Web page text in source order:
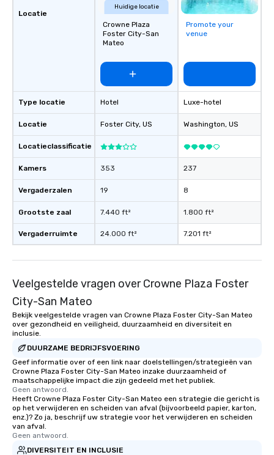
Locatie
Type locatie
Locatie
Locatieclassificatie
Kamers
Vergaderzalen
Grootste zaal
Vergaderruimte
Huidige locatie
Crowne Plaza
Foster City-San
Mateo
Hotel
Foster City, US
353
19
7.440 ft²
24.000 ft²
Promote your
venue
Luxe-hotel
Washington, US
237
8
1.800 ft²
7.201 ft²
Veelgestelde vragen over Crowne Plaza Foster
City-San Mateo
Bekijk veelgestelde vragen van Crowne Plaza Foster City-San Mateo
over gezondheid en veiligheid, duurzaamheid en diversiteit en
inclusie.
DUURZAME BEDRIJFSVOERING
Geef informatie over of een link naar doelstellingen/strategieën van
Crowne Plaza Foster City-San Mateo inzake duurzaamheid of
maatschappelijke impact die zijn gedeeld met het publiek.
Geen antwoord.
Heeft Crowne Plaza Foster City-San Mateo een strategie die gericht is
op het verwijderen en scheiden van afval (bijvoorbeeld papier, karton,
enz.)? Zo ja, beschrijf uw strategie voor het verwijderen en scheiden
van afval.
Geen antwoord.
DIVERSITEIT EN INCLUSIE